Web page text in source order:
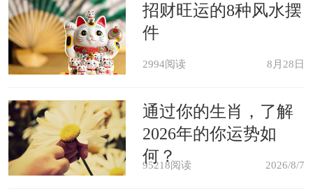
生活改善。
战士梦见刀，预示要去执行任务。
梦见自己持刀砍人，近期一定要注
意身体健康，暗示你可能会生病，健康
状况下降，情绪失控等。
招财旺运的8种风水摆
件
2994阅读 8月28日
通过你的生肖，了解
2026年的你运势如
何？
95218阅读 2026/8/7